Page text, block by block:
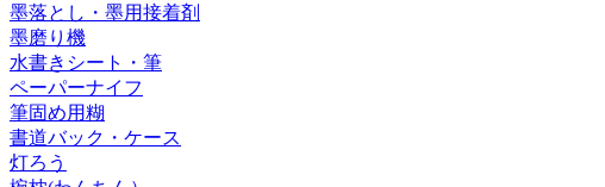
墨落とし・墨用接着剤
墨磨り機
水書きシート・筆
ペーパーナイフ
筆固め用糊
書道バック・ケース
灯ろう